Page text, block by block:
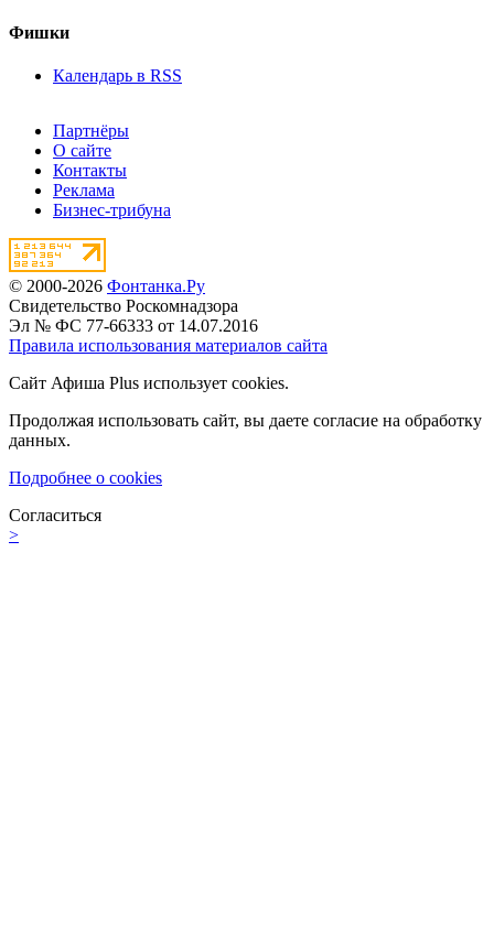
Фишки
Календарь в RSS
Партнёры
О сайте
Контакты
Реклама
Бизнес-трибуна
© 2000-2026 Фонтанка.Ру
Свидетельство Роскомнадзора
Эл № ФС 77-66333 от 14.07.2016
Правила использования материалов сайта
Сайт Афиша Plus использует cookies.
Продолжая использовать сайт, вы даете согласие на обработку
данных.
Подробнее о cookies
Согласиться
>